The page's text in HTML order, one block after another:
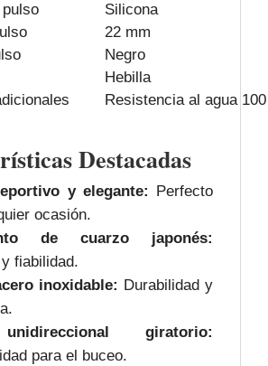
Silicona
22 mm
Negro
Hebilla
Resistencia al agua
Destacadas
y elegante: Perfecto
ocasión.
de cuarzo japonés:
fiabilidad.
inoxidable: Durabilidad y
giratorio:
para el buceo.